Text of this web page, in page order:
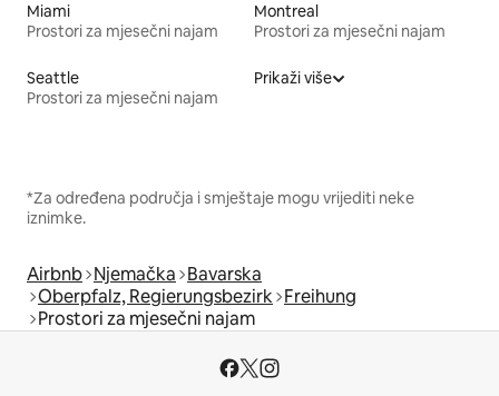
Miami
Prostori za mjesečni najam
Montreal
Prostori za mjesečni najam
Seattle
Prostori za mjesečni najam
Prikaži više
*Za određena područja i smještaje mogu vrijediti neke
iznimke.
Airbnb Njemačka Bavarska
Oberpfalz, Regierungsbezirk Freihung
Prostori za mjesečni najam